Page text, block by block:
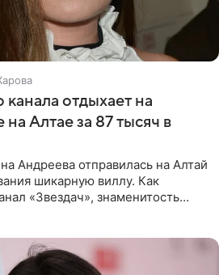
отдыхает на
Алтае за 87 тысяч в
Андреева отправилась на Алтай
шикарную виллу. Как
«Звездач», знаменитость